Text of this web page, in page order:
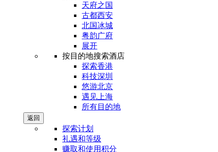
天府之国
古都西安
北国冰城
粤韵广府
展开
按目的地搜索酒店
探索香港
科技深圳
悠游北京
遇见上海
所有目的地
返回
探索计划
礼遇和等级
赚取和使用积分